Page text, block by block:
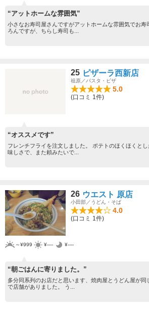
“アットホームな雰囲気”
小さなお寿司屋さんですがアットホームな雰囲気でお寿
ろんですが、ちらし寿司も...
25 ピザーラ西新店
祖原／パスタ・ピザ
5.0
(口コミ 1件)
“オススメです”
フレンチフライを注文しました。 ポテトのほくほくと
味しさで、また頼みたいで...
26 ウエスト 原店
小田部／うどん・そば
4.0
(口コミ 1件)
～¥999 ¥---- ¥----
“朝ごはんに寄りました。”
多分同系列のお店だと思います、焼肉屋とうどん屋が
で店舗がありました。 う...